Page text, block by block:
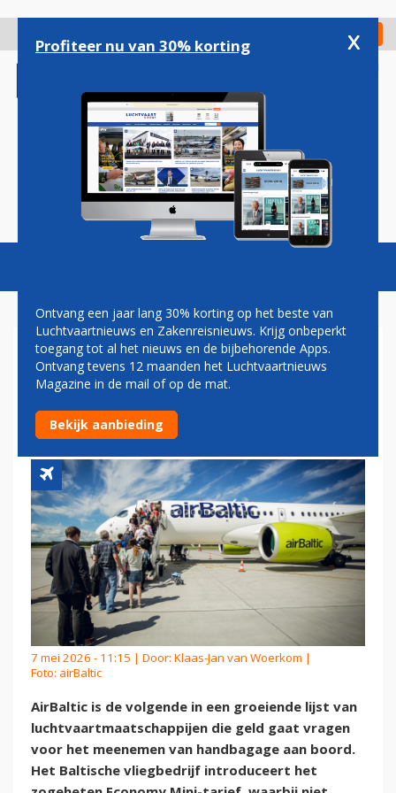
gaan
Check in
Magazine Podcasts Vacatures
OOK AIRBALTIC GAAT GELD
VRAGEN VOOR MEEBRENGEN
VAN HANDBAGAGE
7 mei 2026 - 11:15 | Door: Klaas-Jan van Woerkom |
Foto: airBaltic
AirBaltic is de volgende in een groeiende lijst van
luchtvaartmaatschappijen die geld gaat vragen
voor het meenemen van handbagage aan boord.
Het Baltische vliegbedrijf introduceert het
Profiteer nu van 30% korting x
Ontvang een jaar lang 30% korting op het beste van
Luchtvaartnieuws en Zakenreisnieuws. Krijg onbeperkt
toegang tot al het nieuws en de bijbehorende Apps.
Ontvang tevens 12 maanden het Luchtvaartnieuws
Magazine in de mail of op de mat.
Bekijk aanbieding